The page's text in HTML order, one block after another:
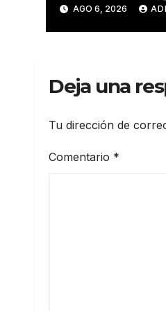
insólito en
AGO 6, 2026
Deja una
Tu dirección de
Comentario *